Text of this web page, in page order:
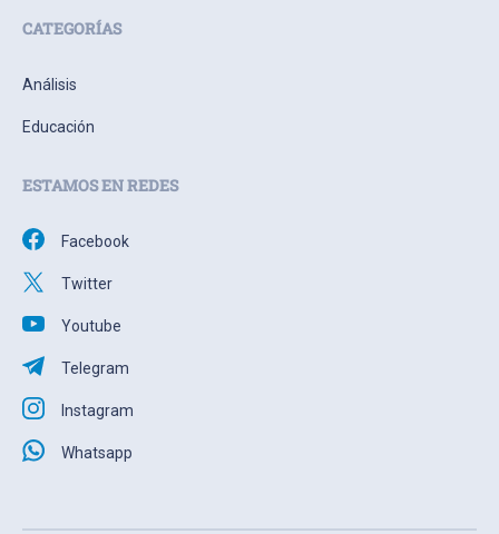
CATEGORÍAS
Análisis
Educación
ESTAMOS EN REDES
Facebook
Twitter
Youtube
Telegram
Instagram
Whatsapp